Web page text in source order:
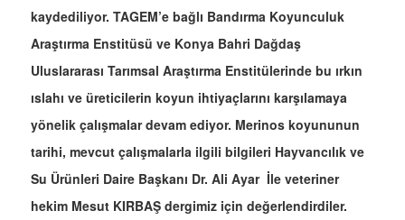
kaydediliyor. TAGEM’e bağlı Bandırma Koyunculuk
Araştırma Enstitüsü ve Konya Bahri Dağdaş
Uluslararası Tarımsal Araştırma Enstitülerinde bu ırkın
ıslahı ve üreticilerin koyun ihtiyaçlarını karşılamaya
yönelik çalışmalar devam ediyor. Merinos koyununun
tarihi, mevcut çalışmalarla ilgili bilgileri Hayvancılık ve
Su Ürünleri Daire Başkanı Dr. Ali Ayar İle veteriner
hekim Mesut KIRBAŞ dergimiz için değerlendirdiler.